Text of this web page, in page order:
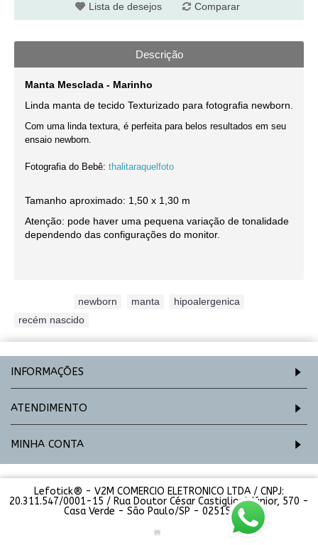
Lista de desejos Comparar
Descrição
Manta Mesclada - Marinho
Linda manta de tecido Texturizado para fotografia newborn
Com uma linda textura, é perfeita para belos resultados em seu
ensaio newborn.
Fotografia do Bebê: thalitaraquelfoto
Tamanho aproximado: 1,50 x 1,30 m
Atenção: pode haver uma pequena variação de tonalidade
dependendo das configurações do monitor.
newborn manta hipoalergenica
recém nascido
INFORMAÇÕES
ATENDIMENTO
MINHA CONTA
Lefotick® - V2M COMERCIO ELETRONICO LTDA / CNPJ:
20.311.547/0001-15 / Rua Doutor César Castiglioni Júnior, 570 -
Casa Verde - São Paulo/SP - 02515-000